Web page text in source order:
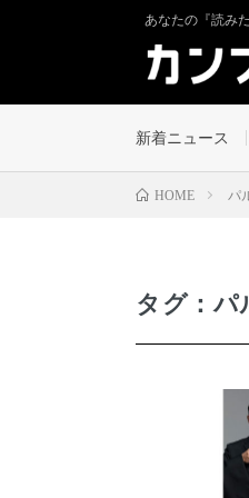
あなたの『読み
新着ニュース
HOME パ
タグ：パ